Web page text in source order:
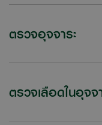
ตรวจอุจจาระ
ตรวจเลือดในอุจจ